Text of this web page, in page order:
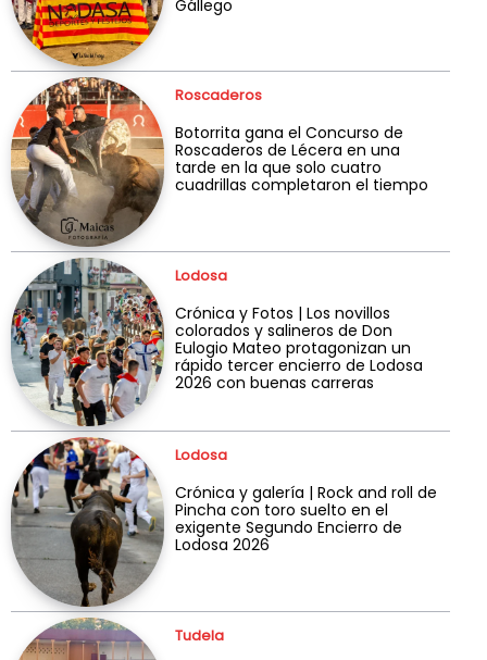
Gállego
Roscaderos
Botorrita gana el Concurso de
Roscaderos de Lécera en una
tarde en la que solo cuatro
cuadrillas completaron el tiempo
Lodosa
Crónica y Fotos | Los novillos
colorados y salineros de Don
Eulogio Mateo protagonizan un
rápido tercer encierro de Lodosa
2026 con buenas carreras
Lodosa
Crónica y galería | Rock and roll de
Pincha con toro suelto en el
exigente Segundo Encierro de
Lodosa 2026
Tudela